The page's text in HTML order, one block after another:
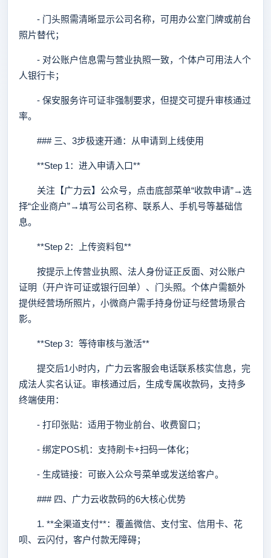
- 门头照需清晰显示公司名称，可用办公室门牌或前台
照片替代；
- 对公账户信息需与营业执照一致，个体户可用法人个
人银行卡；
- 保安服务许可证非强制要求，但提交可提升审核通过
率。
### 三、3步极速开通：从申请到上线使用
**Step 1：进入申请入口**
关注【广力云】公众号，点击底部菜单“收款申请”→选
择“企业商户”→填写公司名称、联系人、手机号等基础信
息。
**Step 2：上传资料包**
按提示上传营业执照、法人身份证正反面、对公账户
证明（开户许可证或银行回单）、门头照。个体户需额外
提供经营场所照片，小微商户需手持身份证与经营场景合
影。
**Step 3：等待审核与激活**
提交后1小时内，广力云客服会电话联系核实信息，完
成法人实名认证。审核通过后，生成专属收款码，支持多
终端使用：
- 打印张贴：适用于物业前台、收费窗口；
- 绑定POS机：支持刷卡+扫码一体化；
- 生成链接：可嵌入公众号菜单或发送给客户。
### 四、广力云收款码的6大核心优势
1. **全渠道支付**：覆盖微信、支付宝、信用卡、花
呗、云闪付，客户付款无障碍；